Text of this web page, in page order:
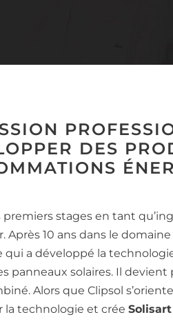
DES
premiers stages en tant
Après 10 ans dans le
qui a développé la
panneaux solaires. Il devient
Alors que Clipsol
la technologie et crée